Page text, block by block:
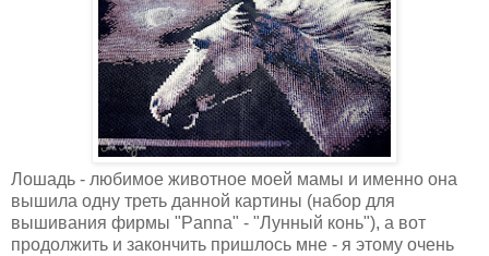
Лошадь - любимое животное моей мамы и именно она
вышила одну треть данной картины (набор для
вышивания фирмы "Panna" - "Лунный конь"), а вот
продолжить и закончить пришлось мне - я этому очень